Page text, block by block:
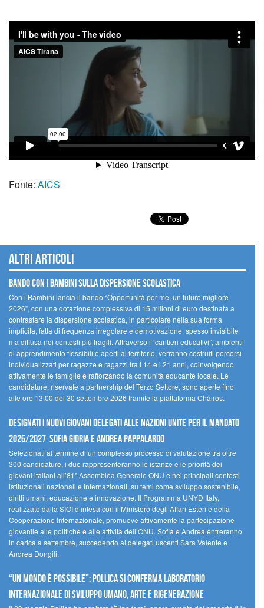
Fonte: AICS
Altri articoli
Bando Con i Bambini sulla dispersione scolastica
Con i Bambini lancia il bando “Opportunità per me, un futuro migliore
2026”, con una dotazione complessiva di 15 milioni di euro destinata a
contrastare la dispersione scolastica, in particolare nella sua forma
implicita, fatta di frequenza irregolare e demotivazione, spesso invisibile
ma diffusa nei contesti più fragili. Attraverso i “cantieri educativi”, ambienti
di apprendimento flessibili e aperti al territorio, verranno costruiti percorsi
individualizzati per ragazze e ragazzi tra i 14 e i 21 anni, coinvolgendo
attivamente le famiglie e rafforzando la comunità educante locale. Le
candidature, riservate a partnership del Terzo Settore, sono aperte fino
alle ore 13:00 del 30 settembre 2026 tramite la piattaforma Chàiros.
Designati i nuovi Giovani Delegati alle Nazioni Unite per il mandato
2026/2027 Sofia Gioria e Andrea Pappalardo
Selezionati al termine di un complesso processo di valutazione tra oltre
300 candidature, i due rappresenteranno le istanze e le priorità dei
giovani italiani all’81ª Assemblea Generale ONU e nei principali contesti
istituzionali nazionali e internazionali, su temi come sviluppo sostenibile,
diritti umani, educazione e innovazione. Il Programma UNYD Italy,
realizzato dalla SIOI d’intesa con il Ministero degli Affari Esteri e della
Cooperazione Internazionale, promuove attivamente la partecipazione
giovanile alle politiche e alle attività dell’ONU. Sofia e Andrea entreranno
in carica a settembre, succedendo ai delegati uscenti Sara Valente e
Andrea Dongili.
“UN MONDO È POSSIBILE”: POLLICA SI CONFERMA LABORATORIO
INTERNAZIONALE DI SVILUPPO UMANO, ARTE E RIGENERAZIONE